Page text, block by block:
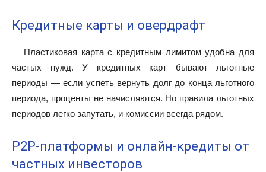
Кредитные карты и овердрафт
Пластиковая карта с кредитным лимитом удобна для
частых нужд. У кредитных карт бывают льготные
периоды — если успеть вернуть долг до конца льготного
периода, проценты не начисляются. Но правила льготных
периодов легко запутать, и комиссии всегда рядом.
P2P-платформы и онлайн-кредиты от
частных инвесторов